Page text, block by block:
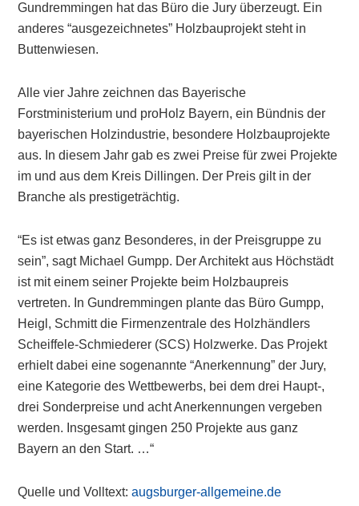
Gundremmingen hat das Büro die Jury überzeugt. Ein
anderes “ausgezeichnetes” Holzbauprojekt steht in
Buttenwiesen.
Alle vier Jahre zeichnen das Bayerische
Forstministerium und proHolz Bayern, ein Bündnis der
bayerischen Holzindustrie, besondere Holzbauprojekte
aus. In diesem Jahr gab es zwei Preise für zwei Projekte
im und aus dem Kreis Dillingen. Der Preis gilt in der
Branche als prestigeträchtig.
“Es ist etwas ganz Besonderes, in der Preisgruppe zu
sein”, sagt Michael Gumpp. Der Architekt aus Höchstädt
ist mit einem seiner Projekte beim Holzbaupreis
vertreten. In Gundremmingen plante das Büro Gumpp,
Heigl, Schmitt die Firmenzentrale des Holzhändlers
Scheiffele-Schmiederer (SCS) Holzwerke. Das Projekt
erhielt dabei eine sogenannte “Anerkennung” der Jury,
eine Kategorie des Wettbewerbs, bei dem drei Haupt-,
drei Sonderpreise und acht Anerkennungen vergeben
werden. Insgesamt gingen 250 Projekte aus ganz
Bayern an den Start. …“
Quelle und Volltext:augsburger-allgemeine.de